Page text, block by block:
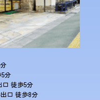
分
徒歩5分
口 徒歩8分